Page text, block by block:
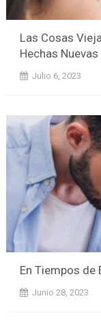
Las Cosas
Hechas Nuevas
Julio 6, 2023
En Tiempos de
Junio 28, 2023